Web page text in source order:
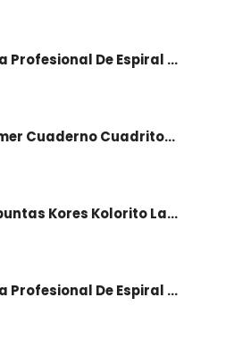
Libreta Profesional De Espiral Norma Color 100 H C-7
Mi Primer Cuaderno Cuadritos "A" (10Mm) 50 Hojas Norma
Sacapuntas Kores Kolorito Lapiz 1 Orif C/20
Libreta Profesional De Espiral Printaform Arcoiris Pastel 100 H Ry